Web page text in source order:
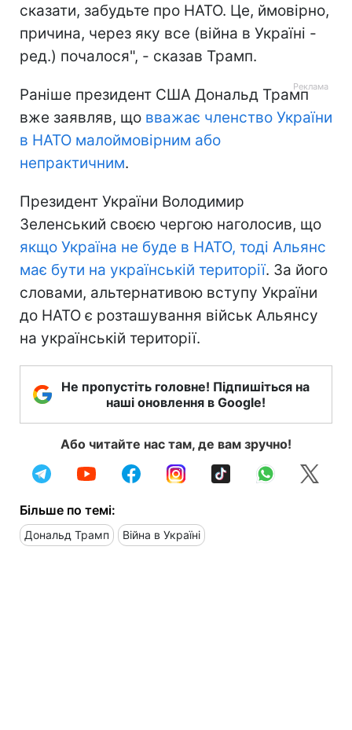
сказати, забудьте про НАТО. Це, ймовірно,
причина, через яку все (війна в Україні -
ред.) почалося", - сказав Трамп.
Раніше президент США Дональд Трамп
вже заявляв, що вважає членство України
в НАТО малоймовірним або
непрактичним.
Президент України Володимир
Зеленський своєю чергою наголосив, що
якщо Україна не буде в НАТО, тоді Альянс
має бути на українській території. За його
словами, альтернативою вступу України
до НАТО є розташування військ Альянсу
на українській території.
Не пропустіть головне! Підпишіться на
наші оновлення в Google!
Або читайте нас там, де вам зручно!
Більше по темі:
Дональд Трамп Війна в Україні